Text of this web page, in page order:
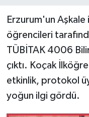
Erzurum'un
öğrencileri
TÜBİTAK 4006
çıktı. Koçak
etkinlik, protokol
yoğun ilgi gördü.